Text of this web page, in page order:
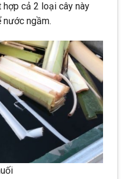
hợp cả 2 loại cây này
nước ngầm.